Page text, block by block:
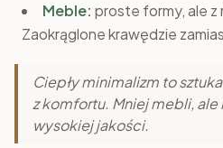
Meble: proste formy, ale z
Zaokrąglone krawędzie
Ciepły minimalizm to
z komfortu. Mniej mebli,
wysokiej jakości.